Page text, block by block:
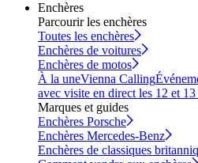
Enchères
Parcourir les enchères
Toutes les enchères
Enchères de voitures
Enchères de motos
À la uneVienna Calling
avec visite en direct les 12 et 13
Marques et guides
Enchères Porsche
Enchères Mercedes-Benz
Enchères de classiques